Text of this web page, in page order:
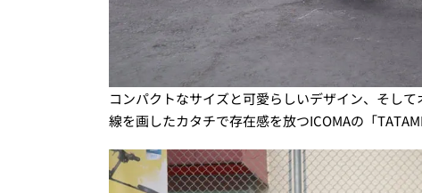
コンパクトなサイズと可愛らしいデザイン、そし
線を画したカタチで存在感を放つICOMAの「